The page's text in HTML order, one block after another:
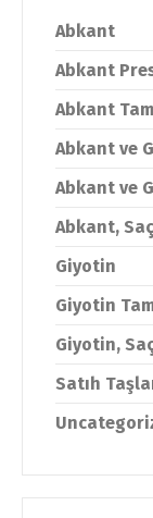
Abkant
Abkant
Abkant
Abkant ve
Abkant ve
Abkant,
Giyotin
Giyotin
Giyotin,
Satıh